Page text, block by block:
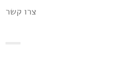
צרו קשר